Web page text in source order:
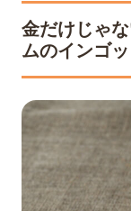
金だけじゃ
ムのインゴッ